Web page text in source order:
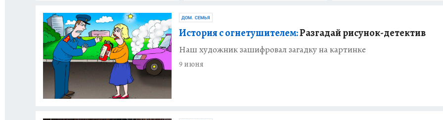
ДОМ. СЕМЬЯ
История с огнетушителем:Разгадай рисунок-детектив
Наш художник зашифровал загадку на картинке
9 июня